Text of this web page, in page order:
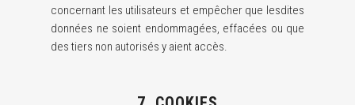
concernant les utilisateurs et empêcher que lesdites
données ne soient endommagées, effacées ou que
des tiers non autorisés y aient accès.